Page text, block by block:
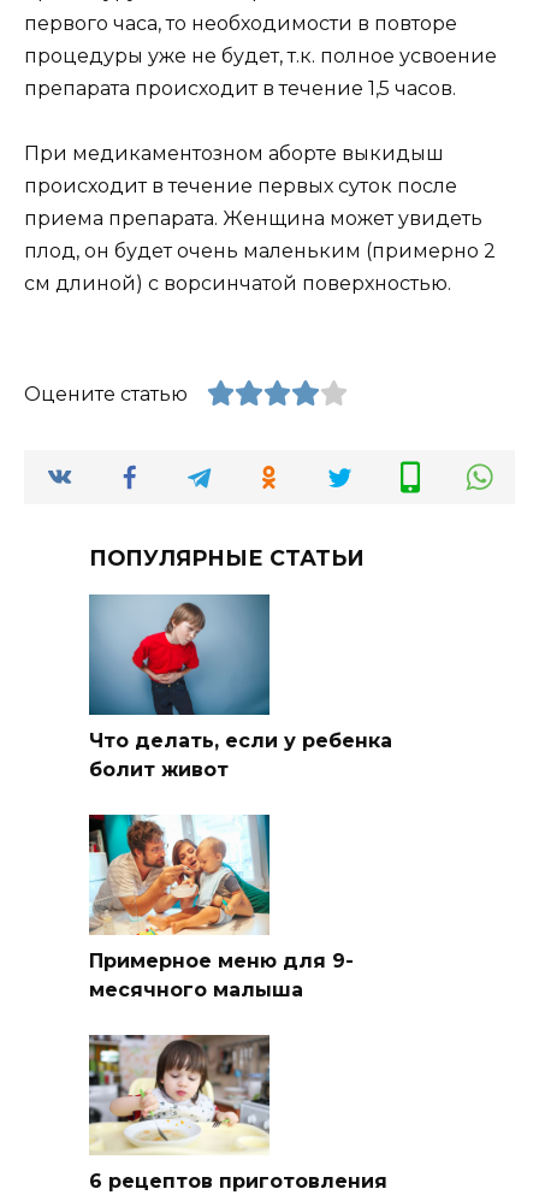
первого часа, то необходимости в повторе
процедуры уже не будет, т.к. полное усвоение
препарата происходит в течение 1,5 часов.
При медикаментозном аборте выкидыш
происходит в течение первых суток после
приема препарата. Женщина может увидеть
плод, он будет очень маленьким (примерно 2
см длиной) с ворсинчатой поверхностью.
Оцените статью
ПОПУЛЯРНЫЕ СТАТЬИ
Что делать, если у ребенка
болит живот
Примерное меню для 9-
месячного малыша
6 рецептов приготовления